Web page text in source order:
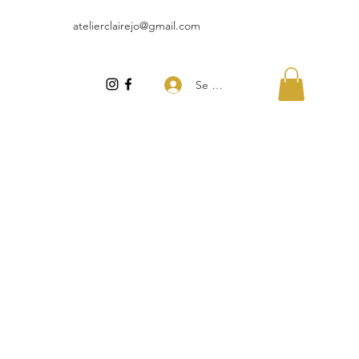
atelierclairejo@gmail.com
Se connecter